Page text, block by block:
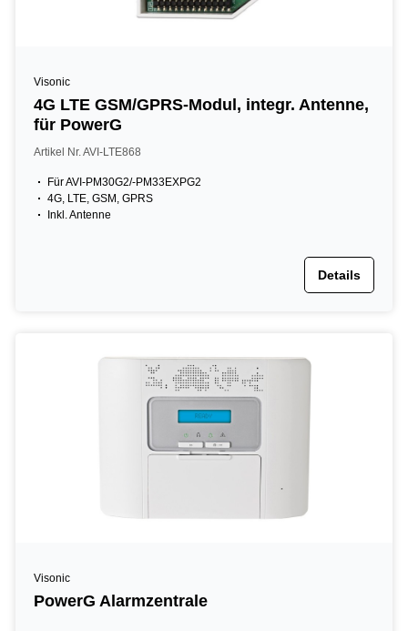
Visonic
4G LTE GSM/GPRS-Modul, integr. Antenne,
für PowerG
Artikel Nr. AVI-LTE868
Für AVI-PM30G2/-PM33EXPG2
4G, LTE, GSM, GPRS
Inkl. Antenne
Details
Visonic
PowerG Alarmzentrale